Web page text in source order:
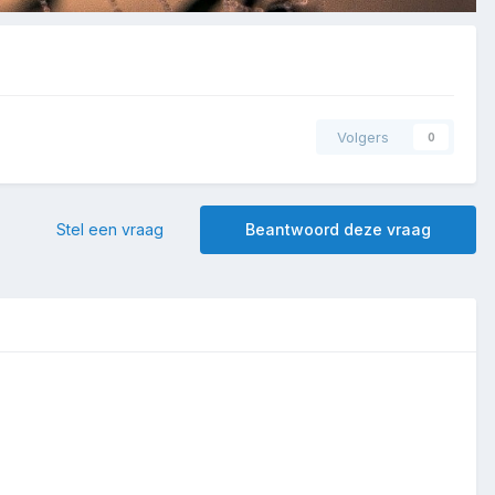
Volgers 0
Beantwoord deze vraag
Stel een vraag